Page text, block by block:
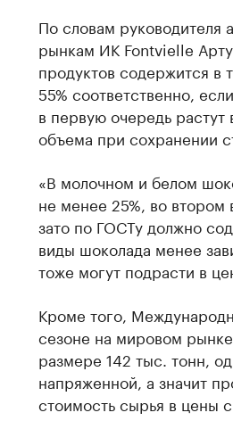
По словам руководителя
рынкам ИК Fontvielle
продуктов содержится
55% соответственно,
в первую очередь
объема при сохранении
«В молочном и белом
не менее 25%, во втором
зато по ГОСТу должно
виды шоколада менее
тоже могут подрасти в
Кроме того,
сезоне на мировом
размере 142 тыс. тонн,
напряженной, а значит
стоимость сырья в цены